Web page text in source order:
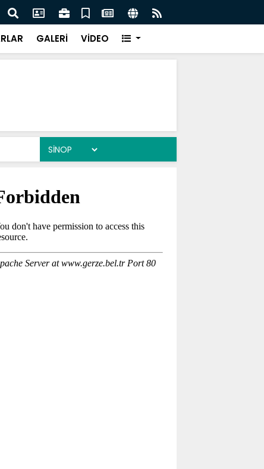
Çiftçi Sinop’a Geliyor
GALERİ VİDEO